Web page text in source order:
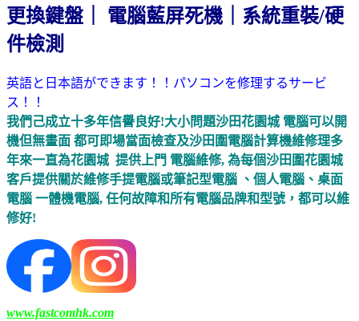
更換鍵盤｜ 電腦藍屏死機｜系統重裝/硬
件檢測
英語と日本語ができます！！パソコンを修理するサービ
ス！！
我們己成立十多年信譽良好!大小問題沙田花園城 電腦可以開
機但無畫面 都可即場當面檢查及沙田圍電腦計算機維修理多
年來一直為花園城 提供上門 電腦維修, 為每個沙田圍花園城
客戶提供關於維修手提電腦或筆記型電腦 、個人電腦、桌面
電腦 一體機電腦, 任何故障和所有電腦品牌和型號，都可以維
修好!
www.fastcomhk.com